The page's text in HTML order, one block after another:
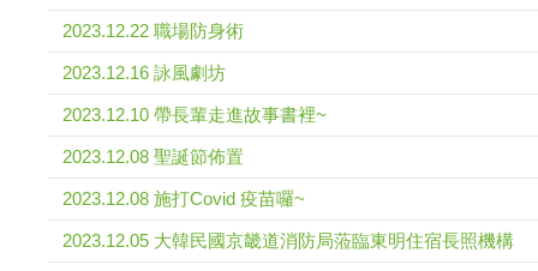
2023.12.22 職場防身術
2023.12.16 詠風劇坊
2023.12.10 帶長輩走進故事書裡~
2023.12.08 聖誕節佈置
2023.12.08 施打Covid 疫苗囉~
2023.12.05 大韓民國京畿道消防局蒞臨東明住宿長照機構